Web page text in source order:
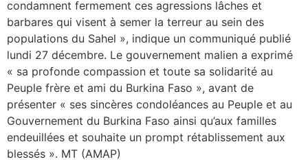
condamnent fermement ces agressions lâches et
barbares qui visent à semer la terreur au sein des
populations du Sahel », indique un communiqué publié
lundi 27 décembre. Le gouvernement malien a exprimé
« sa profonde compassion et toute sa solidarité au
Peuple frère et ami du Burkina Faso », avant de
présenter « ses sincères condoléances au Peuple et au
Gouvernement du Burkina Faso ainsi qu’aux familles
endeuillées et souhaite un prompt rétablissement aux
blessés ». MT (AMAP)